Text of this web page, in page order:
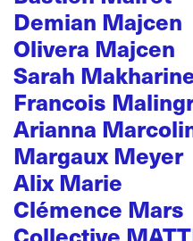
Demian Majcen
Olivera Majcen
Sarah
Francois
Arianna
Margaux Meyer
Alix Marie
Clémence Mars